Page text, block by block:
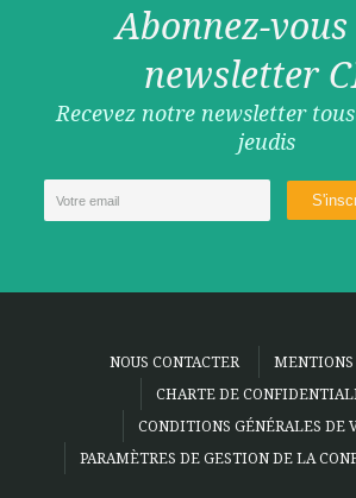
Abonnez-
newsletter
Recevez notre newsletter
jeudis
NOUS CONTACTER
CHARTE DE
CONDITIONS GÉNÉRALES DE
PARAMÈTRES DE GESTION DE LA